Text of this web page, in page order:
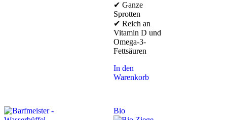
✔ Ganze
Sprotten
✔ Reich an
Vitamin D und
Omega-3-
Fettsäuren
In den
Warenkorb
Bio